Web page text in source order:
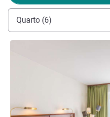
Quarto (6)
Ver detalhes